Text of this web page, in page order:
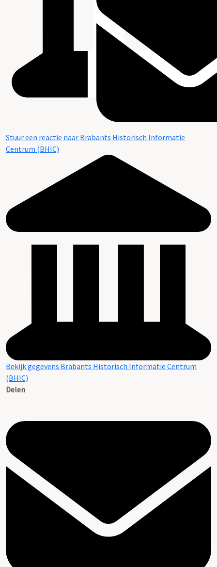
Stuur een reactie naar Brabants Historisch Informatie
Centrum (BHIC)
Bekijk gegevens Brabants Historisch Informatie Centrum
(BHIC)
Delen